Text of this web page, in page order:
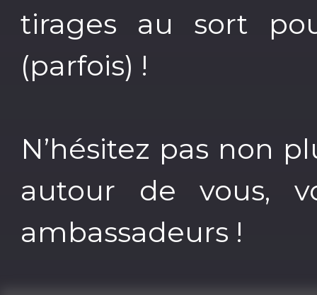
tirages au sort
(parfois) !
N’hésitez pas non
autour de vous,
ambassadeurs !